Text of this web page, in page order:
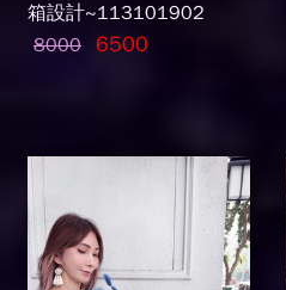
箱設計~113101902
8000 6500